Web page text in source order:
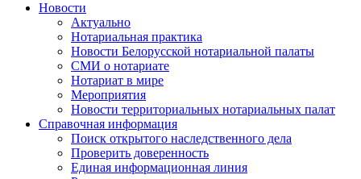
Новости
Актуально
Нотариальная практика
Новости Белорусской нотариальной палаты
СМИ о нотариате
Нотариат в мире
Мероприятия
Новости территориальных нотариальных палат
Справочная информация
Поиск открытого наследственного дела
Проверить доверенность
Единая информационная линия